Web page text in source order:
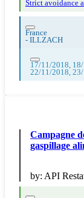
Strict avoidance
France
- ILLZACH
17/11/2018,
22/11/2018,
Campagne
gaspillage
by: API